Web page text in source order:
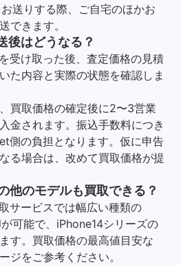
送りする際、ご自宅のほかお
できます。
はどうなる？
受け取った後、査定価格の見積
た内容と実際の状態を確認しま
買取価格の確定後に2〜3営業
金されます。振込手数料につき
側の負担となります。仮に申告
る場合は、改めて買取価格が提
他のモデルも買取できる？
サービスでは幅広い種類の
可能で、iPhone14シリーズの
す。買取価格の最高値目安な
ジをご参考ください。